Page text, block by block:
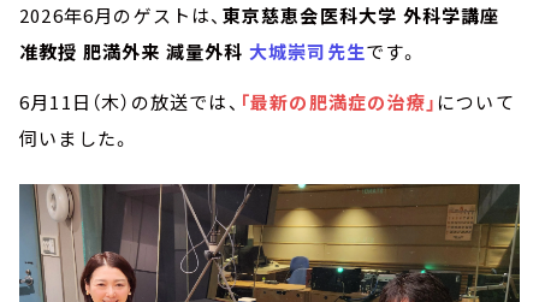
2026年6月のゲストは、 東京慈恵会医科大学 外科学講座
准教授 肥満外来 減量外科 大城崇司先生です。
6月11日（木）の放送では、 「最新の肥満症の治療」 について
伺いました。